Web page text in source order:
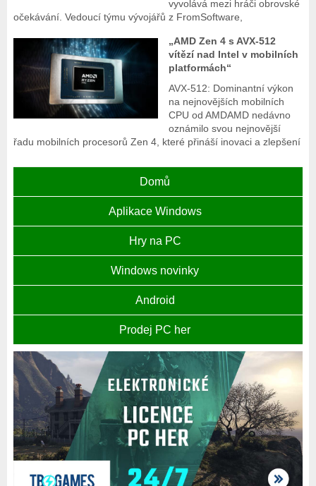
vyvolává mezi hráči obrovské
očekávání. Vedoucí týmu vývojářů z FromSoftware,
„AMD Zen 4 s AVX-512
vítězí nad Intel v mobilních
platformách“
AVX-512: Dominantní výkon
na nejnovějších mobilních
CPU od AMDAMD nedávno
oznámilo svou nejnovější
řadu mobilních procesorů Zen 4, které přináší inovaci a zlepšení
Domů
Aplikace Windows
Hry na PC
Windows novinky
Android
Prodej PC her